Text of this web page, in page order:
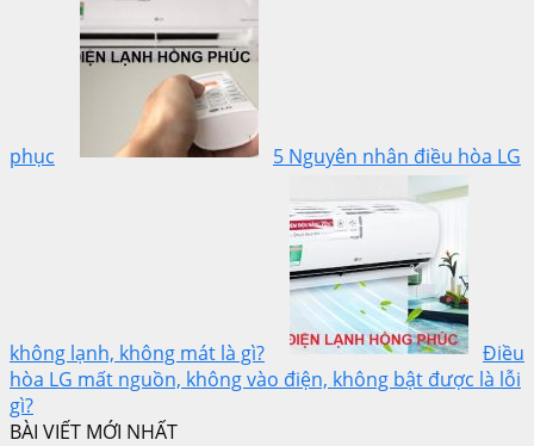
phục 5 Nguyên nhân điều hòa LG
không lạnh, không mát là gì?
Điều
hòa LG mất nguồn, không vào điện, không bật được là lỗi
gì?
BÀI VIẾT MỚI NHẤT